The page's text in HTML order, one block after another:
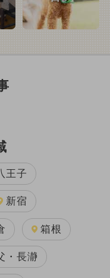
王子
新宿
箱根
・長瀞